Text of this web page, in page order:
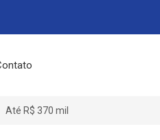
Até R$ 370 mil